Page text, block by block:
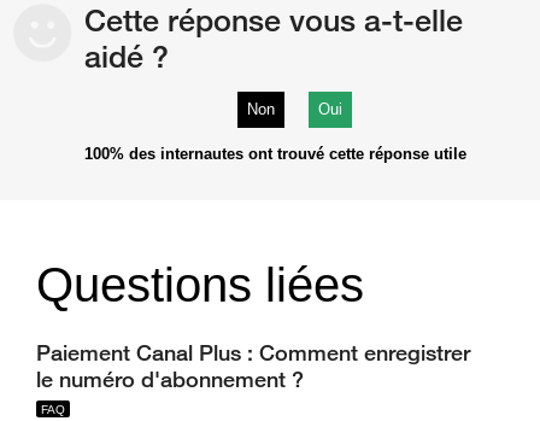
Cette réponse vous a-t-elle
aidé ?
Non Oui
100% des internautes ont trouvé cette réponse utile
Questions liées
Paiement Canal Plus : Comment enregistrer
le numéro d'abonnement ?